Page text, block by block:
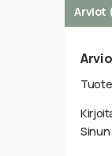
Arviot
Sinun